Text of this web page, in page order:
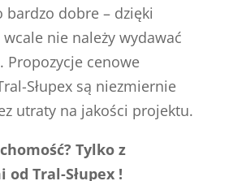
bardzo dobre – dzięki
nie należy wydawać
Propozycje cenowe
Słupex są niezmiernie
utraty na jakości projektu.
Tylko z
Tral-Słupex !